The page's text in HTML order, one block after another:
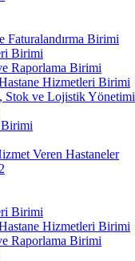
Faturalandırma Birimi
Birimi
Raporlama Birimi
Hizmetleri Birimi
Stok ve Lojistik
Birimi
Veren Hastaneler
Birimi
Hizmetleri Birimi
Raporlama Birimi